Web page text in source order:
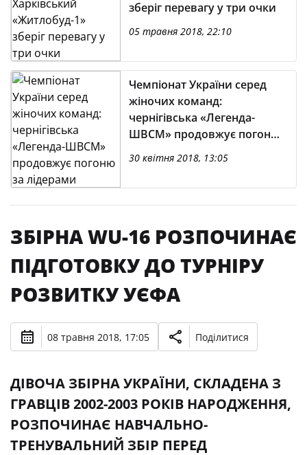
зберіг перевагу у три очки
05 травня 2018, 22:10
Чемпіонат України серед
жіночих команд:
чернігівська «Легенда-
ШВСМ» продовжує погоню
за лідерами
30 квітня 2018, 13:05
ЗБІРНА WU-16 РОЗПОЧИНАЄ
ПІДГОТОВКУ ДО ТУРНІРУ
РОЗВИТКУ УЄФА
08 травня 2018, 17:05 Поділитися
ДІВОЧА ЗБІРНА УКРАЇНИ, СКЛАДЕНА З
ГРАВЦІВ 2002-2003 РОКІВ НАРОДЖЕННЯ,
РОЗПОЧИНАЄ НАВЧАЛЬНО-
ТРЕНУВАЛЬНИЙ ЗБІР ПЕРЕД